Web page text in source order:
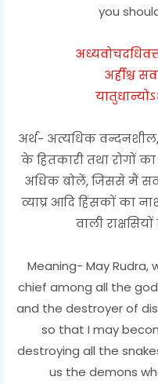
you
अर्हीश्च
अर्थ- अत्यधिक
के हितकारी तथा रोगों
अधिक बोलें, जिससे मैं
व्याघ्र आदि हिंसकों का
वाली
Meaning- May Rudra,
chief among all the
and the destroyer of
so that I may
destroying all the
us the demons